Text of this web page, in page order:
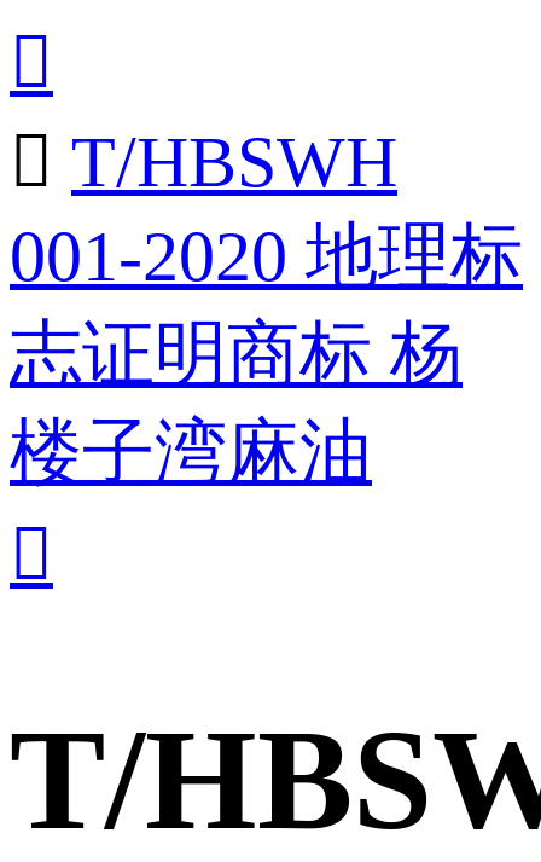

 T/HBSWH
001-2020 地理标
志证明商标 杨
楼子湾麻油

T/